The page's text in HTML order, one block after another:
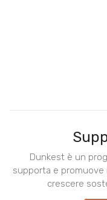
Dunkest è un
supporta e promuove
crescere